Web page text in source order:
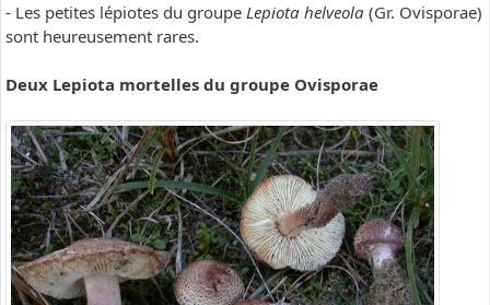
- Les petites lépiotes du groupe Lepiota helveola (Gr. Ovisporae)
sont heureusement rares.
Deux Lepiota mortelles du groupe Ovisporae